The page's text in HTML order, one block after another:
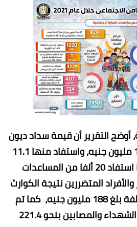
أوضح التقرير أن قيمة سداد ديون
الغارمين سجلت 196.2 مليون جنيه، واستفاد منها 11.1
ألف مستفيد، بينما استفاد 20 ألفا من المساعدات
المتضررين نتيجة الكوارث
والنكبات بإجمالي تكلفة بلغ 188 مليون جنيه، كما تم
دعم 7 آلاف من أسر الشهداء والمصابين بنحو 221.4